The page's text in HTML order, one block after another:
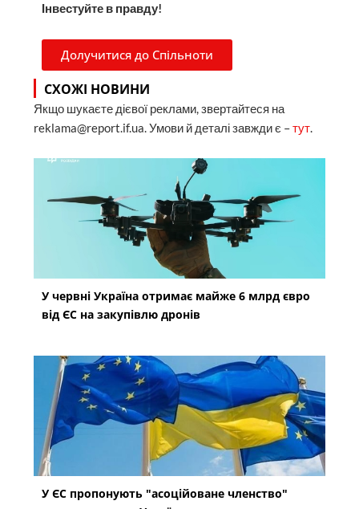
Інвестуйте в правду!
Долучитися до Спільноти
СХОЖІ НОВИНИ
Якщо шукаєте дієвої реклами, звертайтеся на
reklama@report.if.ua. Умови й деталі завжди є –тут.
У червні Україна отримає майже 6 млрд євро
від ЄС на закупівлю дронів
У ЄС пропонують "асоційоване членство"